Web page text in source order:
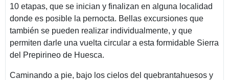
10 etapas, que se inician y finalizan en alguna localidad
donde es posible la pernocta. Bellas excursiones que
también se pueden realizar individualmente, y que
permiten darle una vuelta circular a esta formidable Sierra
del Prepirineo de Huesca.
Caminando a pie, bajo los cielos del quebrantahuesos y